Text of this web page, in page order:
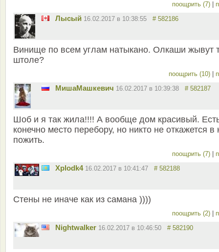
поощрить (7)
Лысый 16.02.2017 в 10:38:55 # 582186
Винище по всем углам натыкано. Олкаши жывут
штоле?
поощрить (10)
MишаМашкевич 16.02.2017 в 10:39:38 # 582187
Шоб и я так жила!!!! А вообще дом красивый.
конечно место перебору, но никто не откажется в
пожить.
поощрить (7)
Xplodk4 16.02.2017 в 10:41:47 # 582188
Стены не иначе как из самана ))))
поощрить (2)
Nightwalker 16.02.2017 в 10:46:50 # 582190